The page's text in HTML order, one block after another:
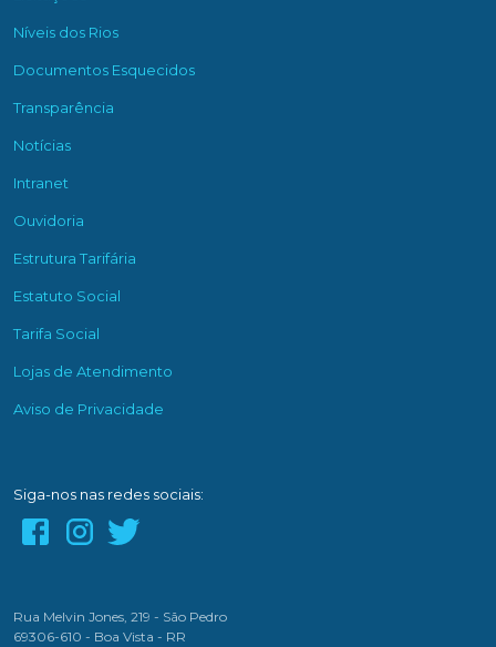
Níveis dos Rios
Documentos Esquecidos
Transparência
Notícias
Intranet
Ouvidoria
Estrutura Tarifária
Estatuto Social
Tarifa Social
Lojas de Atendimento
Aviso de Privacidade
Siga-nos nas redes sociais:
Rua Melvin Jones, 219 - São Pedro
69306-610 - Boa Vista - RR